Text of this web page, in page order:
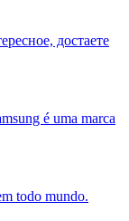
достаете
é uma marca
todo mundo.